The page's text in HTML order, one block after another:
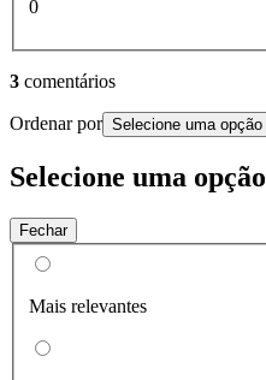
0
3 comentários
Ordenar por Selecione uma opção
Selecione uma opção
Fechar
Mais relevantes